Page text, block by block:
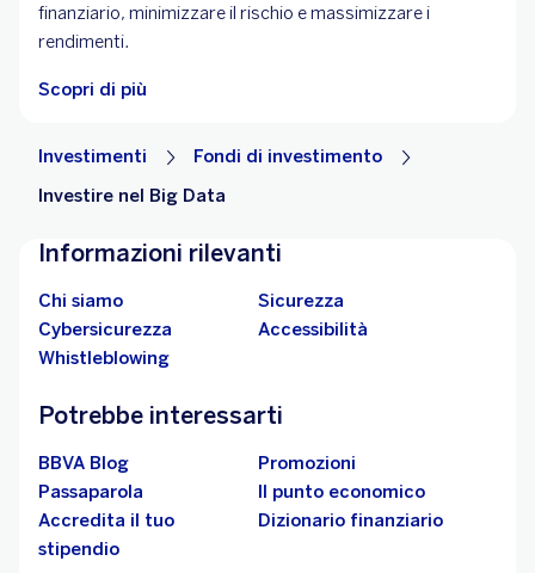
finanziario, minimizzare il rischio e massimizzare i
rendimenti.
Scopri di più
Investimenti
Fondi di investimento
Investire nel Big Data
Informazioni rilevanti
Chi siamo
Sicurezza
Cybersicurezza
Accessibilità
Whistleblowing
Potrebbe interessarti
BBVA Blog
Promozioni
Passaparola
Il punto economico
Accredita il tuo
stipendio
Dizionario finanziario